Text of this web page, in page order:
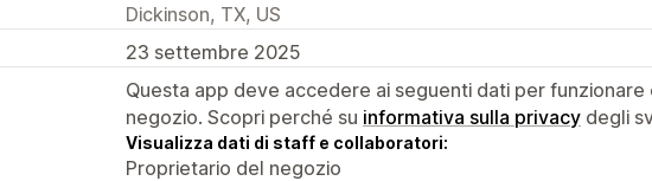
Dickinson, TX, US
23 settembre 2025
Questa app deve accedere ai seguenti dati per funzionare
negozio. Scopri perché su informativa sulla privacy degli
Visualizza dati di staff e collaboratori:
Proprietario del negozio